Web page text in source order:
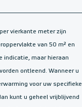
vierkante meter zijn
van 50 m² en
indicatie, maar hieraan
ontleend. Wanneer u
voor uw specifieke
kunt u geheel vrijblijvend